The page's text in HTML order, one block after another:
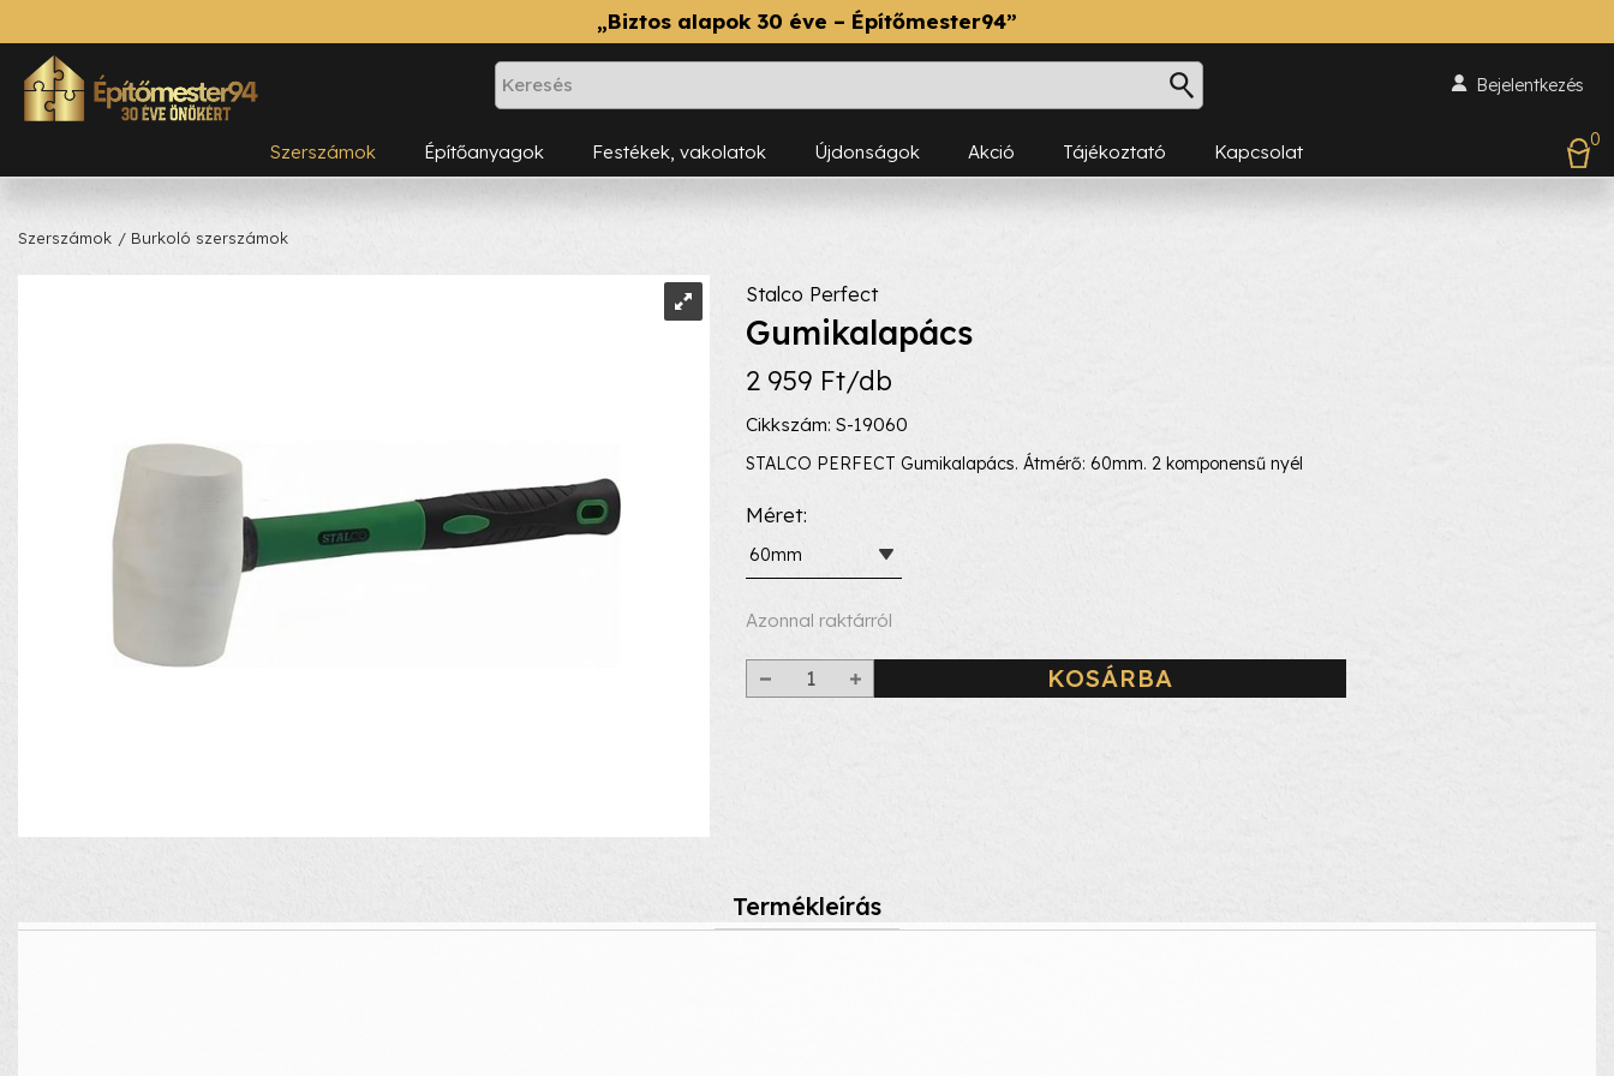
„Biztos alapok 30 éve – Építőmester94”
Bejelentkezés
Szerszámok Építőanyagok Festékek, vakolatok Újdonságok Akció Tájékoztató Kapcsolat
0
Szerszámok / Burkoló szerszámok
Stalco Perfect
Gumikalapács
2 959 Ft/db
Cikkszám: S-19060
STALCO PERFECT Gumikalapács. Átmérő: 60mm. 2 komponensű nyél
Méret
60mm
Azonnal raktárról
KOSÁRBA
Termékleírás